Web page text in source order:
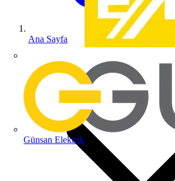
Günsan Elektrik
Ana Sayfa